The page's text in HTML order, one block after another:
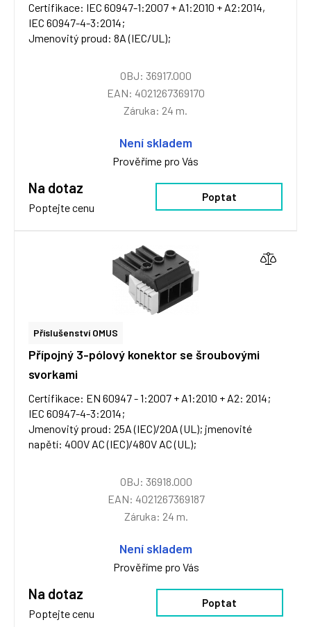
Certifikace: IEC 60947-1:2007 + A1:2010 + A2:2014,
IEC 60947-4-3:2014;
Jmenovitý proud: 8A (IEC/UL);
OBJ: 36917.000
EAN: 4021267369170
Záruka: 24 m.
Není skladem
Prověříme pro Vás
Na dotaz
Poptejte cenu
Poptat
Příslušenství OMUS
Přípojný 3-pólový konektor se šroubovými
svorkami
Certifikace: EN 60947 - 1:2007 + A1:2010 + A2: 2014;
IEC 60947-4-3:2014;
Jmenovitý proud: 25A (IEC)/20A (UL); jmenovité
napětí: 400V AC (IEC)/480V AC (UL);
OBJ: 36918.000
EAN: 4021267369187
Záruka: 24 m.
Není skladem
Prověříme pro Vás
Na dotaz
Poptejte cenu
Poptat